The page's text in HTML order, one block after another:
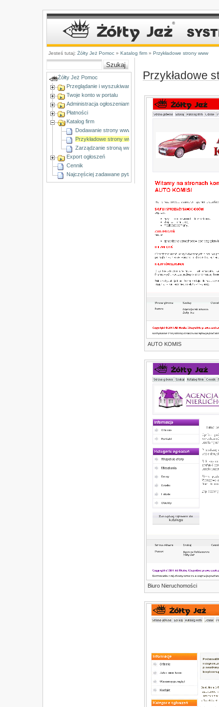
Jesteś tutaj: Żółty Jeż Pomoc» Katalog firm» Przykładowe strony www
Żółty Jeż Pomoc
Przeglądanie i wyszukiwanie ogłoszeń
Twoje konto w portalu
Administracja ogłoszeniami
Płatności
Katalog firm
Dodawanie strony www do Katalogu Firm
Przykładowe strony www
Zarządzanie stroną www w Katalogu firm
Export ogłoszeń
Cennik
Najczęściej zadawane pytania
Przykładowe
AUTO KOMIS
Biuro Nieruchomości